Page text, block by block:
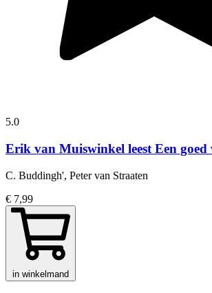
5.0
Erik van Muiswinkel leest Een goed
C. Buddingh', Peter van Straaten
€ 7,99
in winkelmand